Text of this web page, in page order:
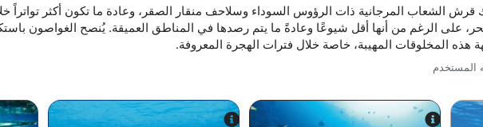
الشعاب المرجانية ذات الرؤوس السوداء وسلاحف منقار الصقر، وعادة ما تكون أكثر تواتراً
على الرغم من أنها أقل شيوعًا وعادةً ما يتم رصدها في المناطق العميقة. يُنصح الغواصون
هذه المخلوقات المهيبة، خاصة خلال فترات الهجرة المعروفة.
المستخدم
الأداء
الوظائف